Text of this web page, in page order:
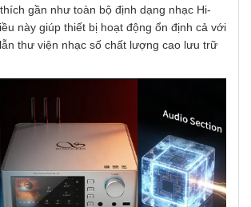
gần như toàn bộ định dạng nhạc Hi-
này giúp thiết bị hoạt động ổn định cả với
thư viện nhạc số chất lượng cao lưu trữ